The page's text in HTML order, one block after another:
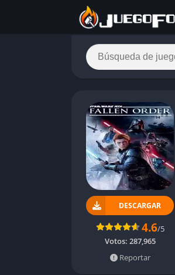
DESCARGAR
4.6/5
Votos: 287,965
Reportar